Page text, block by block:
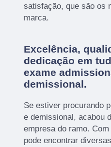
satisfação, que são os
marca.
Excelência,
dedicação em
exame
demissional.
Se estiver procurando
e demissional, acabou
empresa do ramo.
pode encontrar